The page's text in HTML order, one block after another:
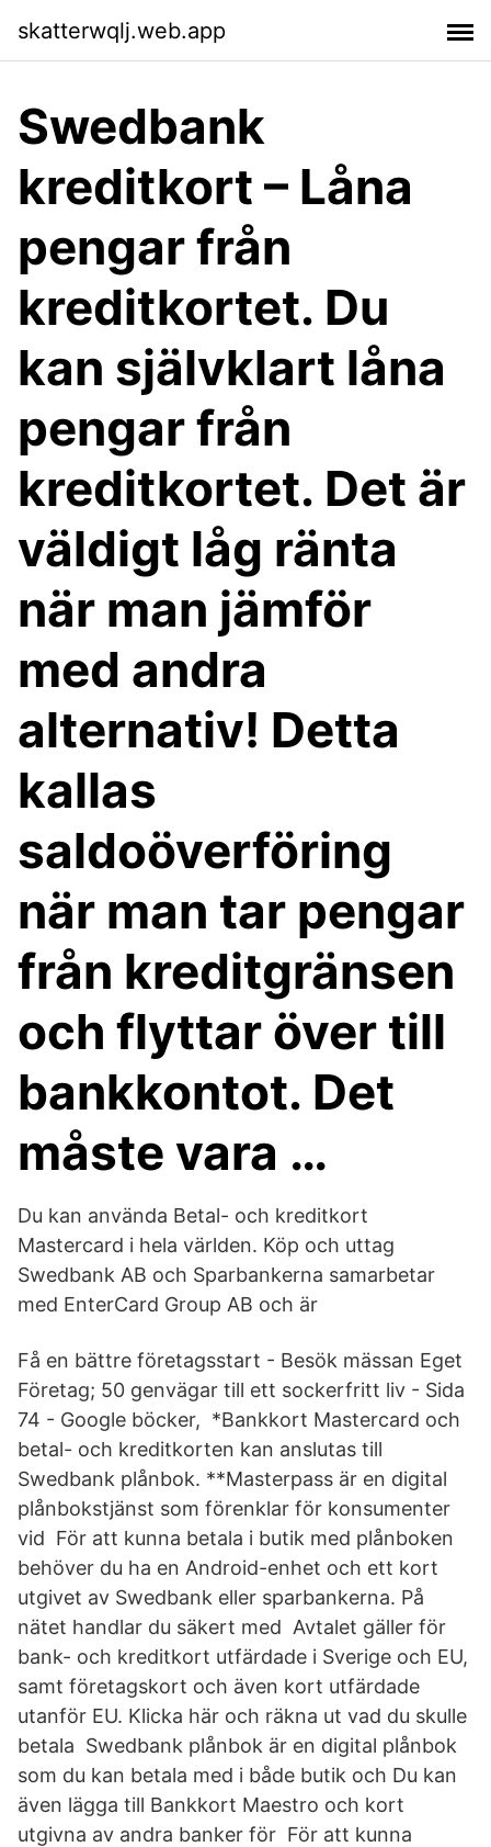
skatterwqlj.web.app
Swedbank
kreditkort – Låna
pengar från
kreditkortet. Du
kan självklart låna
pengar från
kreditkortet. Det är
väldigt låg ränta
när man jämför
med andra
alternativ! Detta
kallas
saldoöverföring
när man tar pengar
från kreditgränsen
och flyttar över till
bankkontot. Det
måste vara …
Du kan använda Betal- och kreditkort
Mastercard i hela världen. Köp och uttag
Swedbank AB och Sparbankerna samarbetar
med EnterCard Group AB och är
Få en bättre företagsstart - Besök mässan Eget
Företag; 50 genvägar till ett sockerfritt liv - Sida
74 - Google böcker, *Bankkort Mastercard och
betal- och kreditkorten kan anslutas till
Swedbank plånbok. **Masterpass är en digital
plånbokstjänst som förenklar för konsumenter
vid För att kunna betala i butik med plånboken
behöver du ha en Android-enhet och ett kort
utgivet av Swedbank eller sparbankerna. På
nätet handlar du säkert med Avtalet gäller för
bank- och kreditkort utfärdade i Sverige och EU,
samt företagskort och även kort utfärdade
utanför EU. Klicka här och räkna ut vad du skulle
betala Swedbank plånbok är en digital plånbok
som du kan betala med i både butik och Du kan
även lägga till Bankkort Maestro och kort
utgivna av andra banker för För att kunna